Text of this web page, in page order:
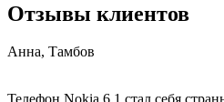
Отзывы клиентов
Анна, Тамбов